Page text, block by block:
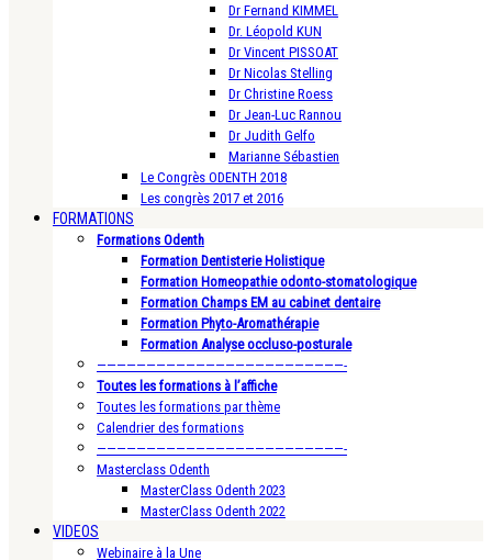
Dr Fernand KIMMEL
Dr. Léopold KUN
Dr Vincent PISSOAT
Dr Nicolas Stelling
Dr Christine Roess
Dr Jean-Luc Rannou
Dr Judith Gelfo
Marianne Sébastien
Le Congrès ODENTH 2018
Les congrès 2017 et 2016
FORMATIONS
Formations Odenth
Formation Dentisterie Holistique
Formation Homeopathie odonto-stomatologique
Formation Champs EM au cabinet dentaire
Formation Phyto-Aromathérapie
Formation Analyse occluso-posturale
—————————————————————————-
Toutes les formations à l’affiche
Toutes les formations par thème
Calendrier des formations
—————————————————————————-
Masterclass Odenth
MasterClass Odenth 2023
MasterClass Odenth 2022
VIDEOS
Webinaire à la Une